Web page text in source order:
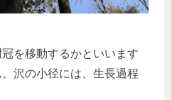
を移動するかといいます
沢の小径には、生長過程